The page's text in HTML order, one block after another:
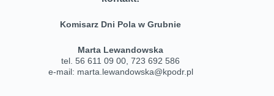
Komisarz Dni Pola w Grubnie
Marta Lewandowska
tel. 56 611 09 00, 723 692 586
e-mail: marta.lewandowska@kpodr.pl